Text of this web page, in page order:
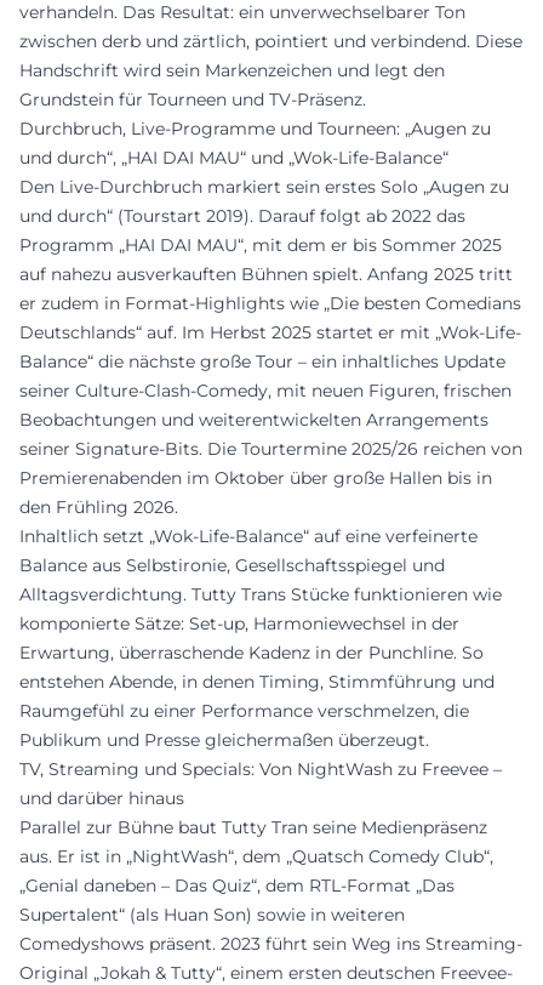
verhandeln. Das Resultat: ein unverwechselbarer Ton
zwischen derb und zärtlich, pointiert und verbindend. Diese
Handschrift wird sein Markenzeichen und legt den
Grundstein für Tourneen und TV-Präsenz.
Durchbruch, Live-Programme und Tourneen: „Augen zu
und durch“, „HAI DAI MAU“ und „Wok-Life-Balance“
Den Live-Durchbruch markiert sein erstes Solo „Augen zu
und durch“ (Tourstart 2019). Darauf folgt ab 2022 das
Programm „HAI DAI MAU“, mit dem er bis Sommer 2025
auf nahezu ausverkauften Bühnen spielt. Anfang 2025 tritt
er zudem in Format-Highlights wie „Die besten Comedians
Deutschlands“ auf. Im Herbst 2025 startet er mit „Wok-Life-
Balance“ die nächste große Tour – ein inhaltliches Update
seiner Culture-Clash-Comedy, mit neuen Figuren, frischen
Beobachtungen und weiterentwickelten Arrangements
seiner Signature-Bits. Die Tourtermine 2025/26 reichen von
Premierenabenden im Oktober über große Hallen bis in
den Frühling 2026.
Inhaltlich setzt „Wok-Life-Balance“ auf eine verfeinerte
Balance aus Selbstironie, Gesellschaftsspiegel und
Alltagsverdichtung. Tutty Trans Stücke funktionieren wie
komponierte Sätze: Set-up, Harmoniewechsel in der
Erwartung, überraschende Kadenz in der Punchline. So
entstehen Abende, in denen Timing, Stimmführung und
Raumgefühl zu einer Performance verschmelzen, die
Publikum und Presse gleichermaßen überzeugt.
TV, Streaming und Specials: Von NightWash zu Freevee –
und darüber hinaus
Parallel zur Bühne baut Tutty Tran seine Medienpräsenz
aus. Er ist in „NightWash“, dem „Quatsch Comedy Club“,
„Genial daneben – Das Quiz“, dem RTL-Format „Das
Supertalent“ (als Huan Son) sowie in weiteren
Comedyshows präsent. 2023 führt sein Weg ins Streaming-
Original „Jokah & Tutty“, einem ersten deutschen Freevee-